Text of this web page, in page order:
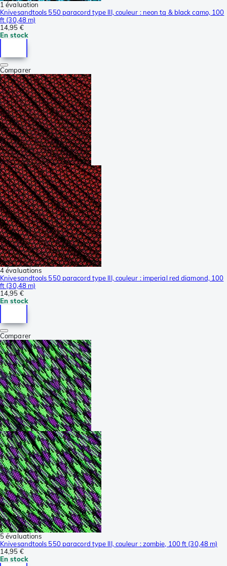
1 évaluation
Knivesandtools 550 paracord type III, couleur : neon tq & black camo, 100
ft (30,48 m)
14,95 €
En stock
Comparer
4 évaluations
Knivesandtools 550 paracord type III, couleur : imperial red diamond, 100
ft (30,48 m)
14,95 €
En stock
Comparer
5 évaluations
Knivesandtools 550 paracord type III, couleur : zombie, 100 ft (30,48 m)
14,95 €
En stock